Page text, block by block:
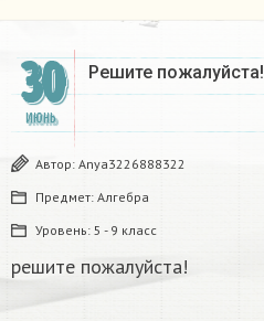
30
ИЮНЬ
Решите пожалуйста!
Автор: Anya3226888322
Предмет: Алгебра
Уровень: 5 - 9 класс
решите пожалуйста!